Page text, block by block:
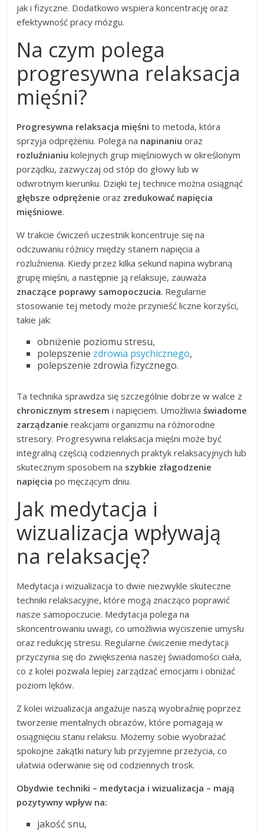
jak i fizyczne. Dodatkowo wspiera koncentrację oraz
efektywność pracy mózgu.
Na czym polega
progresywna relaksacja
mięśni?
Progresywna relaksacja mięśni to metoda, która
sprzyja odprężeniu. Polega na napinaniu oraz
rozluźnianiu kolejnych grup mięśniowych w określonym
porządku, zazwyczaj od stóp do głowy lub w
odwrotnym kierunku. Dzięki tej technice można osiągnąć
głębsze odprężenie oraz zredukować napięcia
mięśniowe.
W trakcie ćwiczeń uczestnik koncentruje się na
odczuwaniu różnicy między stanem napięcia a
rozluźnienia. Kiedy przez kilka sekund napina wybraną
grupę mięśni, a następnie ją relaksuje, zauważa
znaczące poprawy samopoczucia. Regularne
stosowanie tej metody może przynieść liczne korzyści,
takie jak:
obniżenie poziomu stresu,
polepszenie zdrowia psychicznego,
polepszenie zdrowia fizycznego.
Ta technika sprawdza się szczególnie dobrze w walce z
chronicznym stresem i napięciem. Umożliwiaświadome
zarządzanie reakcjami organizmu na różnorodne
stresory. Progresywna relaksacja mięśni może być
integralną częścią codziennych praktyk relaksacyjnych lub
skutecznym sposobem na szybkie złagodzenie
napięcia po męczącym dniu.
Jak medytacja i
wizualizacja wpływają
na relaksację?
Medytacja i wizualizacja to dwie niezwykle skuteczne
techniki relaksacyjne, które mogą znacząco poprawić
nasze samopoczucie. Medytacja polega na
skoncentrowaniu uwagi, co umożliwia wyciszenie umysłu
oraz redukcję stresu. Regularne ćwiczenie medytacji
przyczynia się do zwiększenia naszej świadomości ciała,
co z kolei pozwala lepiej zarządzać emocjami i obniżać
poziom lęków.
Z kolei wizualizacja angażuje naszą wyobraźnię poprzez
tworzenie mentalnych obrazów, które pomagają w
osiągnięciu stanu relaksu. Możemy sobie wyobrażać
spokojne zakątki natury lub przyjemne przeżycia, co
ułatwia oderwanie się od codziennych trosk.
Obydwie techniki – medytacja i wizualizacja – mają
pozytywny wpływ na:
jakość snu,